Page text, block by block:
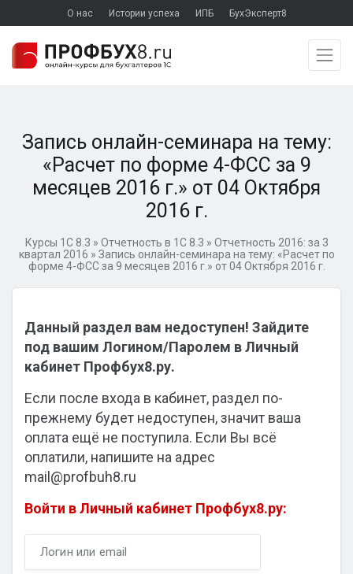
О нас Истории успеха ИПБ БухЭксперт8
Запись онлайн-семинара на тему:
«Расчет по форме 4-ФСС за 9
месяцев 2016 г.» от 04 Октября
2016 г.
Курсы 1С 8.3 » Отчетность в 1С 8.3 » Отчетность 2016: за 3
квартал 2016 » Запись онлайн-семинара на тему: «Расчет по
форме 4-ФСС за 9 месяцев 2016 г.» от 04 Октября 2016 г.
Данный раздел вам недоступен! Зайдите
под вашим Логином/Паролем в Личный
кабинет Профбух8.ру.
Если после входа в кабинет, раздел по-
прежнему будет недоступен, значит ваша
оплата ещё не поступила. Если Вы всё
оплатили, напишите на адрес
mail@profbuh8.ru
Войти в Личный кабинет Профбух8.ру: